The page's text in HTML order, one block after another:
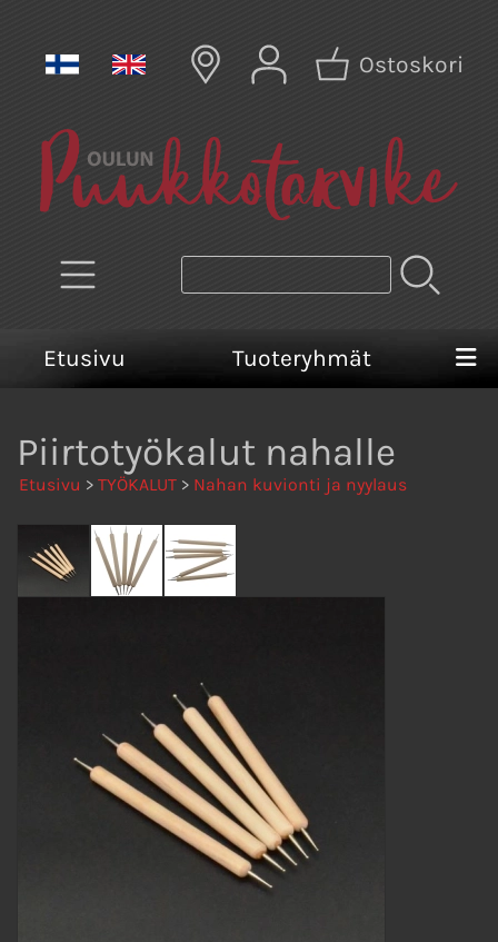
Ostoskori
Etusivu Tuoteryhmät
Piirtotyökalut nahalle
Etusivu > TYÖKALUT > Nahan kuvionti ja nyylaus